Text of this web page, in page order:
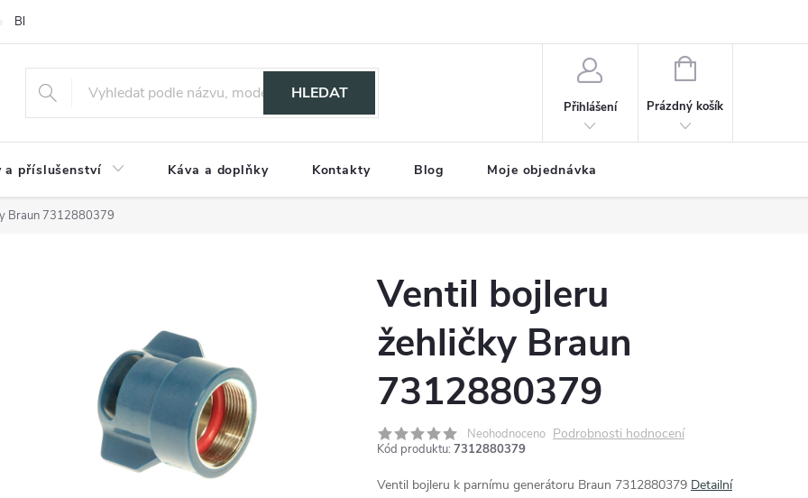
Blog
HLEDAT
Přihlášení
NÁKUPNÍ
Prázdný košík
a příslušenství Káva a doplňky Kontakty Blog Moje objednávka
Braun 7312880379
Ventil bojleru
žehličky Braun
7312880379
Neohodnoceno Podrobnosti hodnocení
Kód produktu: 7312880379
Ventil bojleru k parnímu generátoru Braun 7312880379 Detailní